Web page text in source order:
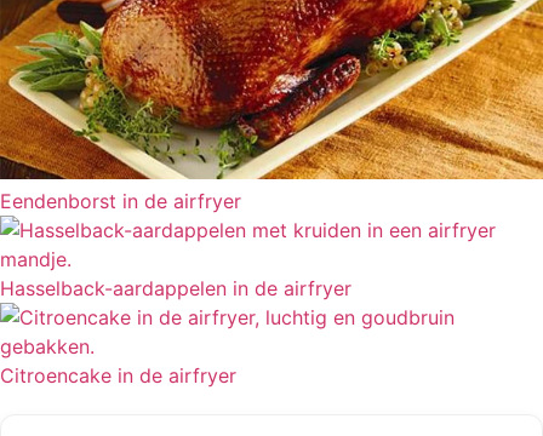
Eendenborst in de airfryer
Hasselback-aardappelen in de airfryer
Citroencake in de airfryer